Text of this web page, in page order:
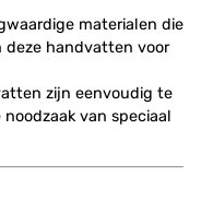
materialen die
deze handvatten voor
zijn eenvoudig te
van speciaal